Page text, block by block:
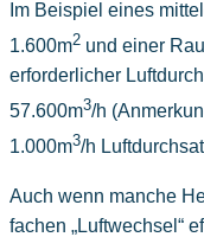
Im Beispiel eines
1.600m2 und einer
erforderlicher
57.600m3/h
1.000m3/h
Auch wenn manche
fachen „Luftwechsel“